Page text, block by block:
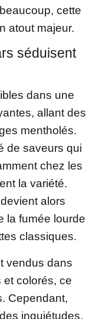
cette
atout majeur.
séduisent
dans une
allant des
mentholés.
de saveurs qui
chez les
la variété.
alors
la fumée lourde
classiques.
vendus dans
colorés, ce
Cependant,
inquiétudes,